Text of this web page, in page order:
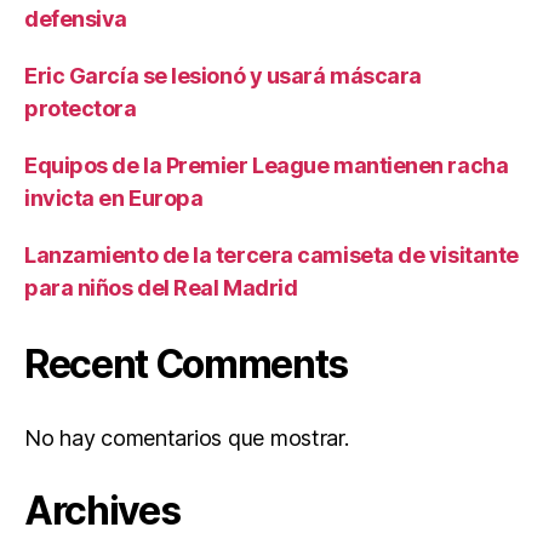
defensiva
Eric García se lesionó y usará máscara
protectora
Equipos de la Premier League mantienen racha
invicta en Europa
Lanzamiento de la tercera camiseta de visitante
para niños del Real Madrid
Recent Comments
No hay comentarios que mostrar.
Archives